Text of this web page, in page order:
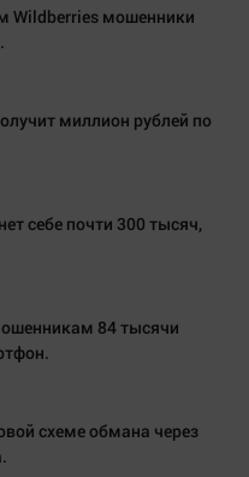
Wildberries мошенники
миллион рублей по
себе почти 300 тысяч,
84 тысячи
схеме обмана через